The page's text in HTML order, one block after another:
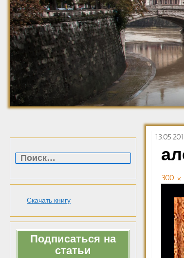
Скачать книгу
Подписаться на
статьи
300 ×